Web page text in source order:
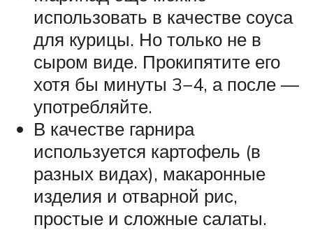
использовать в качестве соуса
для курицы. Но только не в
сыром виде. Прокипятите его
хотя бы минуты 3−4, а после —
употребляйте.
В качестве гарнира
используется картофель (в
разных видах), макаронные
изделия и отварной рис,
простые и сложные салаты.